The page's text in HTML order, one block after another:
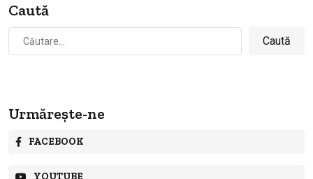
Caută
Caută
după:
Urmărește-ne
FACEBOOK